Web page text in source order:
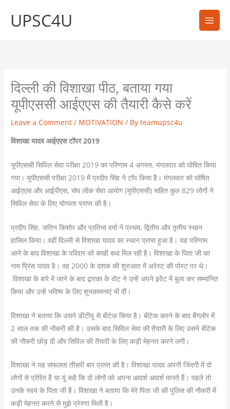
UPSC4U
दिल्ली की विशाखा पीठ, बताया गया
यूपीएससी आईएएस की तैयारी कैसे करें
Leave a Comment / MOTIVATION / Byteamupsc4u
विशाखा यादव आईएएस टॉपर 2019
यूपीएससी सिविल सेवा परीक्षा 2019 का परिणाम 4 अगस्त, मंगलवार को घोषित किया
गया। यूपीएससी परीक्षा 2019 में प्रदीप सिंह ने टॉप किया है। मंगलवार को घोषित
आईएएस और आईपीएस, संघ लोक सेवा आयोग (यूपीएससी) सहित कुल 829 लोगों ने
सिविल सेवा के लिए योग्यता प्राप्त की है।
प्रदीप सिंह, जतिन किशोर और प्रतिभा वर्मा ने प्रथम, द्वितीय और तृतीय स्थान
हासिल किया। वहीं दिल्ली से विशाखा यादव का स्थान प्राप्त हुआ है। यह परिणाम
आने के बाद विशाखा के परिवार को कखी बधा मिल रही है। विशाखा के पिता जी का
नाम प्रिंस यादव है। वह 2000 के दशक की शुरुआत में अरेस्ट की पोस्ट पर थे।
विशाखा के बारे में जाने के बाद द्वारका के वोट ने उन्हें अपने इवेंट में बुला कर सम्मानित
किया और उन्हें भविष्य के लिए शुभकामनाएं भी दीं।
विशाखा ने बताया कि उसने डीटीयू से बीटेक किया है। बीटेक करने के बाद बैंगलोर में
2 साल तक की नौकरी की है। उसके बाद सिविल सेवा की तैयारी के लिए उसने बीटेक
की नौकरी छोड़ दी और सिविल की तैयारी के लिए कड़ी मेहनत करने लगी।
विशाखा ने यह सफलता तीसरी बार प्राप्त की है। विशाखा यादव अपनी जिंदगी में दो
लोगों से प्रेरित हैं या यूं कहें कि दो लोगों को अपना आदर्श आदर्श मानते हैं। पहले तो
उनके स्वयं के पिता जी हैं। विशाखा ने बताया कि मेरे पिता जी की पुलिस की नौकरी में
कड़ी मेहनत करने से मुझे प्रेरणा मिली है।